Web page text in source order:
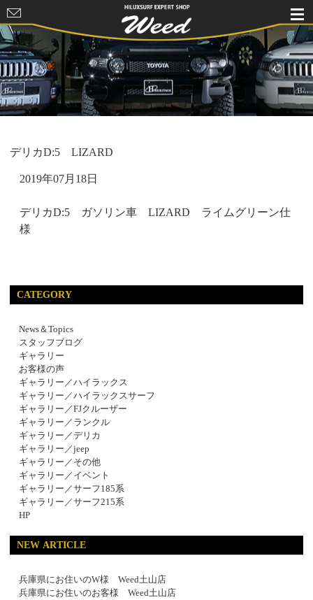
HILUXSURF
EXPERT
SHOP Weed
デリカD:5 LIZARD
2019年07月18日
デリカD:5 ガソリン車 LIZARD ライムグリーン仕
様
CATEGORY
News＆Topics
スタッフブログ
ギャラリー
お客様の声
ギャラリー／ハイラックス
ギャラリー／ハイラックスサーフ
ギャラリー／FJクルーザー
ギャラリー／ランクル
ギャラリー／デリカ
ギャラリー／jeep
ギャラリー／その他
ギャラリー／イベント
ギャラリー／サーフ185系
ギャラリー／サーフ215系
HP
NEW ARTICLE
兵庫県にお住いのW様 Weed土山店
兵庫県にお住いのお客様 Weed土山店